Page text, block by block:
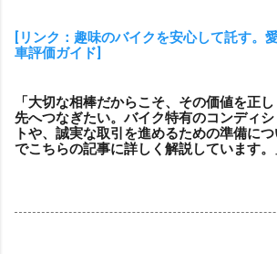
[リンク：趣味のバイクを安心して託す。
車評価ガイド]
「大切な相棒だからこそ、その価値を正
先へつなぎたい。バイク特有のコンディ
トや、誠実な取引を進めるための準備に
でこちらの記事に詳しく解説しています。